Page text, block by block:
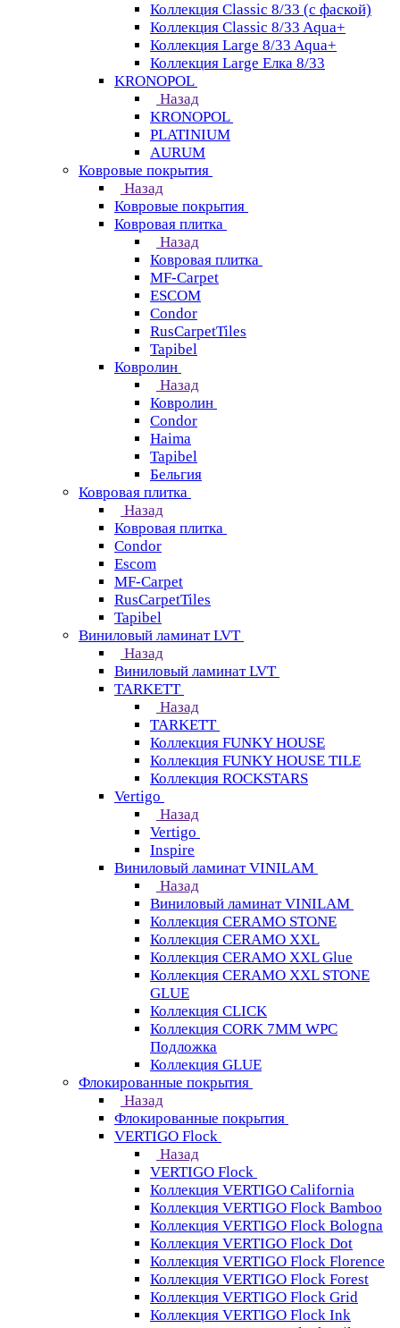
Коллекция Classic 8/33 (с фаской)
Коллекция Classic 8/33 Aqua+
Коллекция Large 8/33 Aqua+
Коллекция Large Елка 8/33
KRONOPOL
Назад
KRONOPOL
PLATINIUM
AURUM
Ковровые покрытия
Назад
Ковровые покрытия
Ковровая плитка
Назад
Ковровая плитка
MF-Carpet
ESCOM
Condor
RusCarpetTiles
Tapibel
Ковролин
Назад
Ковролин
Condor
Haima
Tapibel
Бельгия
Ковровая плитка
Назад
Ковровая плитка
Condor
Escom
MF-Carpet
RusCarpetTiles
Tapibel
Виниловый ламинат LVT
Назад
Виниловый ламинат LVT
TARKETT
Назад
TARKETT
Коллекция FUNKY HOUSE
Коллекция FUNKY HOUSE TILE
Коллекция ROCKSTARS
Vertigo
Назад
Vertigo
Inspire
Виниловый ламинат VINILAM
Назад
Виниловый ламинат VINILAM
Коллекция CERAMO STONE
Коллекция CERAMO XXL
Коллекция CERAMO XXL Glue
Коллекция CERAMO XXL STONE
GLUE
Коллекция CLICK
Коллекция CORK 7MM WPC
Подложка
Коллекция GLUE
Флокированные покрытия
Назад
Флокированные покрытия
VERTIGO Flock
Назад
VERTIGO Flock
Коллекция VERTIGO California
Коллекция VERTIGO Flock Bamboo
Коллекция VERTIGO Flock Bologna
Коллекция VERTIGO Flock Dot
Коллекция VERTIGO Flock Florence
Коллекция VERTIGO Flock Forest
Коллекция VERTIGO Flock Grid
Коллекция VERTIGO Flock Ink